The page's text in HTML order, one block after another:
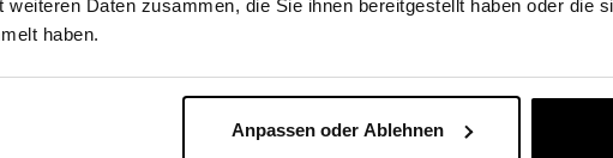
weiteren Daten zusammen, die Sie ihnen bereitgestellt haben oder die
haben.
Anpassen oder Ablehnen
Blumen zum Valentinstag